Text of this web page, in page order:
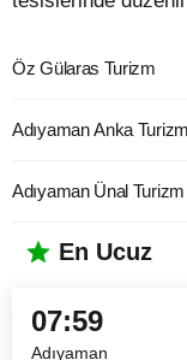
Öz Gülaras Turizm
Adıyaman Anka Turizm
Adıyaman Ünal Turizm
En Ucuz
07:59
Adıyaman